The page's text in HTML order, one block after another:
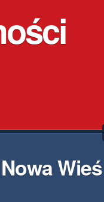
Wieś